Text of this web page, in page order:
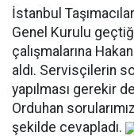
İstanbul
Genel Kurulu
çalışmalarına
aldı. Servisçilerin
yapılması gerekir
Orduhan
şekilde cevapladı.